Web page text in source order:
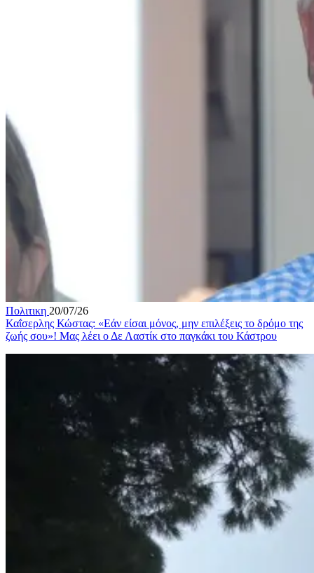
Πολιτικη 20/07/26
Καΐσερλης Κώστας: «Εάν είσαι μόνος, μην επιλέξεις το δρόμο της
ζωής σου»! Μας λέει ο Δε Λαστίκ στο παγκάκι του Κάστρου